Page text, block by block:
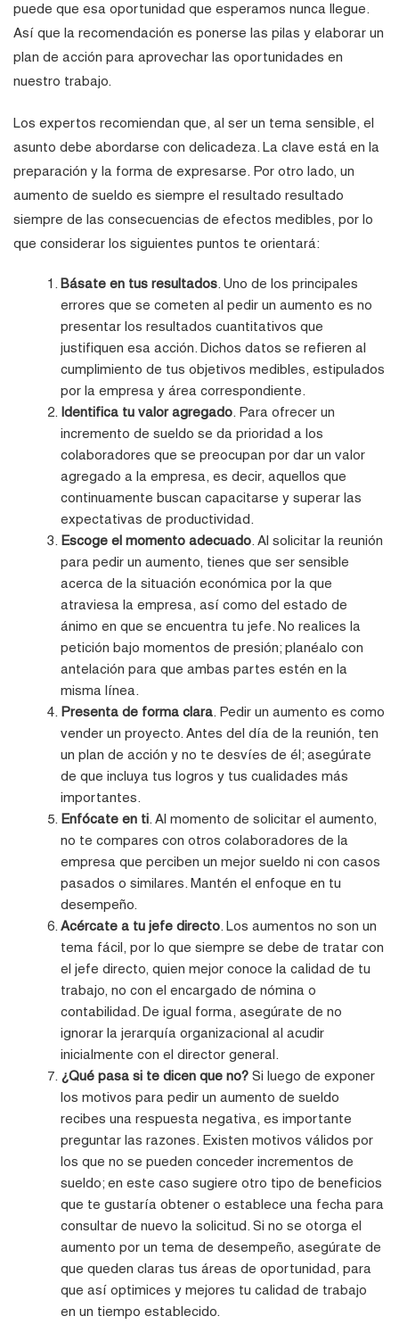
puede que esa oportunidad que esperamos nunca llegue.
Así que la recomendación es ponerse las pilas y elaborar un
plan de acción para aprovechar las oportunidades en
nuestro trabajo.
Los expertos recomiendan que, al ser un tema sensible, el
asunto debe abordarse con delicadeza. La clave está en la
preparación y la forma de expresarse. Por otro lado, un
aumento de sueldo es siempre el resultado resultado
siempre de las consecuencias de efectos medibles, por lo
que considerar los siguientes puntos te orientará:
Básate en tus resultados. Uno de los principales
errores que se cometen al pedir un aumento es no
presentar los resultados cuantitativos que
justifiquen esa acción. Dichos datos se refieren al
cumplimiento de tus objetivos medibles, estipulados
por la empresa y área correspondiente.
Identifica tu valor agregado. Para ofrecer un
incremento de sueldo se da prioridad a los
colaboradores que se preocupan por dar un valor
agregado a la empresa, es decir, aquellos que
continuamente buscan capacitarse y superar las
expectativas de productividad.
Escoge el momento adecuado. Al solicitar la reunión
para pedir un aumento, tienes que ser sensible
acerca de la situación económica por la que
atraviesa la empresa, así como del estado de
ánimo en que se encuentra tu jefe. No realices la
petición bajo momentos de presión; planéalo con
antelación para que ambas partes estén en la
misma línea.
Presenta de forma clara. Pedir un aumento es como
vender un proyecto. Antes del día de la reunión, ten
un plan de acción y no te desvíes de él; asegúrate
de que incluya tus logros y tus cualidades más
importantes.
Enfócate en ti. Al momento de solicitar el aumento,
no te compares con otros colaboradores de la
empresa que perciben un mejor sueldo ni con casos
pasados o similares. Mantén el enfoque en tu
desempeño.
Acércate a tu jefe directo. Los aumentos no son un
tema fácil, por lo que siempre se debe de tratar con
el jefe directo, quien mejor conoce la calidad de tu
trabajo, no con el encargado de nómina o
contabilidad. De igual forma, asegúrate de no
ignorar la jerarquía organizacional al acudir
inicialmente con el director general.
¿Qué pasa si te dicen que no? Si luego de exponer
los motivos para pedir un aumento de sueldo
recibes una respuesta negativa, es importante
preguntar las razones. Existen motivos válidos por
los que no se pueden conceder incrementos de
sueldo; en este caso sugiere otro tipo de beneficios
que te gustaría obtener o establece una fecha para
consultar de nuevo la solicitud. Si no se otorga el
aumento por un tema de desempeño, asegúrate de
que queden claras tus áreas de oportunidad, para
que así optimices y mejores tu calidad de trabajo
en un tiempo establecido.